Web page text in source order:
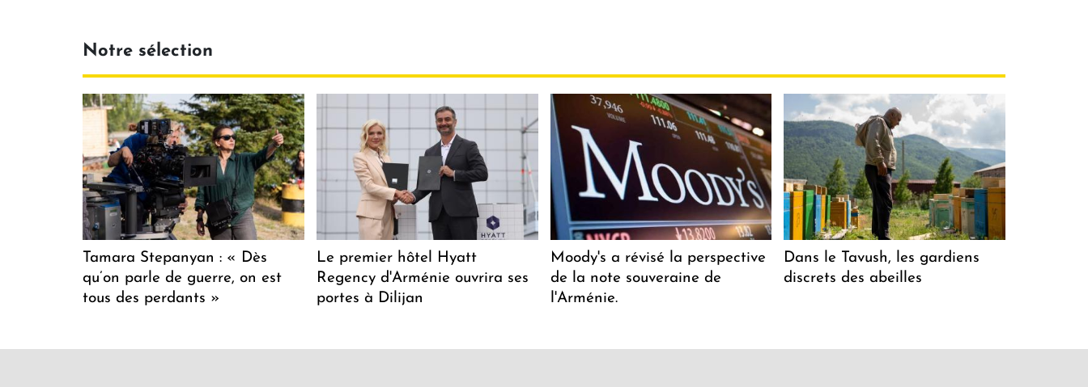
Notre sélection
Tamara Stepanyan : « Dès
qu’on parle de guerre, on est
tous des perdants »
Le premier hôtel Hyatt
Regency d'Arménie ouvrira ses
portes à Dilijan
Moody's a révisé la perspective
de la note souveraine de
l'Arménie.
Dans le Tavush, les gardiens
discrets des abeilles